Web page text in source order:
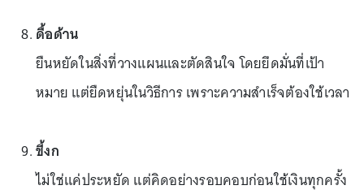
ดื้อด้าน
ยืนหยัดในสิ่งที่วางแผนและตัดสินใจ โดยยึดมั่นที่เป้า
หมาย แต่ยืดหยุ่นในวิธีการ เพราะความสำเร็จต้องใช้เวลา
ขี้งก
ไม่ใช่แค่ประหยัด แต่คิดอย่างรอบคอบก่อนใช้เงินทุกครั้ง